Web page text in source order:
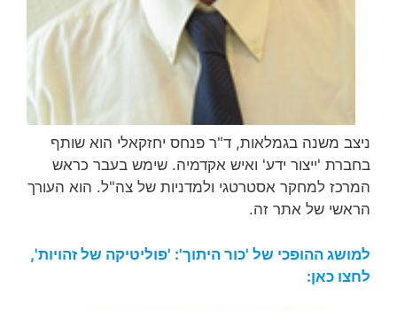
ניצב משנה בגמלאות, ד"ר פנחס יחזקאלי הוא שותף
בחברת 'ייצור ידע' ואיש אקדמיה. שימש בעבר כראש
המרכז למחקר אסטרטגי ולמדניות של צה"ל. הוא העורך
הראשי של אתר זה.
למושג ההופכי של 'כור היתוך': 'פוליטיקה של זהויות',
לחצו כאן: